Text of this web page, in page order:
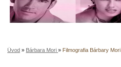
Úvod » Bárbara Mori » Filmografia Bárbary Mori